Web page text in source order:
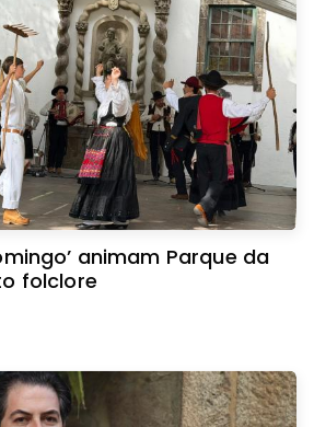
animam Parque da
folclore